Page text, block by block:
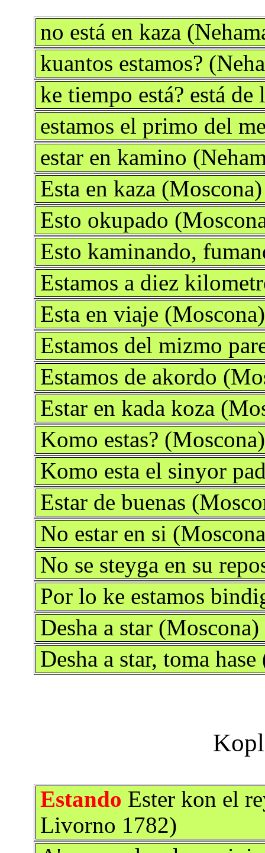
no está en kaza
kuantos estamos?
ke tiempo está? está
estamos el primo del
estar en kamino
Esta en kaza (Moscona)
Esto okupado
Esto kaminando,
Estamos a diez
Esta en viaje (Moscona)
Estamos del mizmo
Estamos de akordo
Estar en kada koza
Komo estas? (Moscona)
Komo esta el sinyor
Estar de buenas
No estar en si
No se steyga en su
Por lo ke estamos
Desha a star (Moscona)
Desha a star, toma
Estando Ester kon el
Livorno 1782)